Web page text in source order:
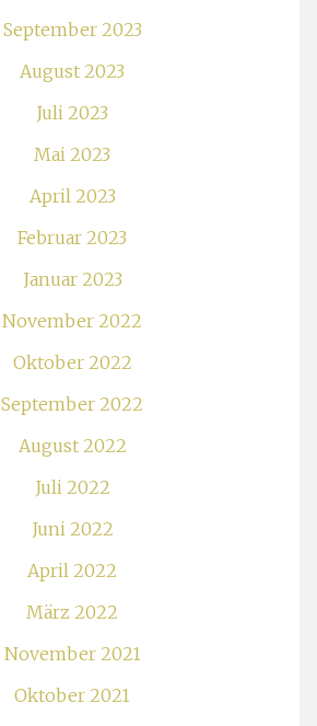
September 2023
August 2023
Juli 2023
Mai 2023
April 2023
Februar 2023
Januar 2023
November 2022
Oktober 2022
September 2022
August 2022
Juli 2022
Juni 2022
April 2022
März 2022
November 2021
Oktober 2021